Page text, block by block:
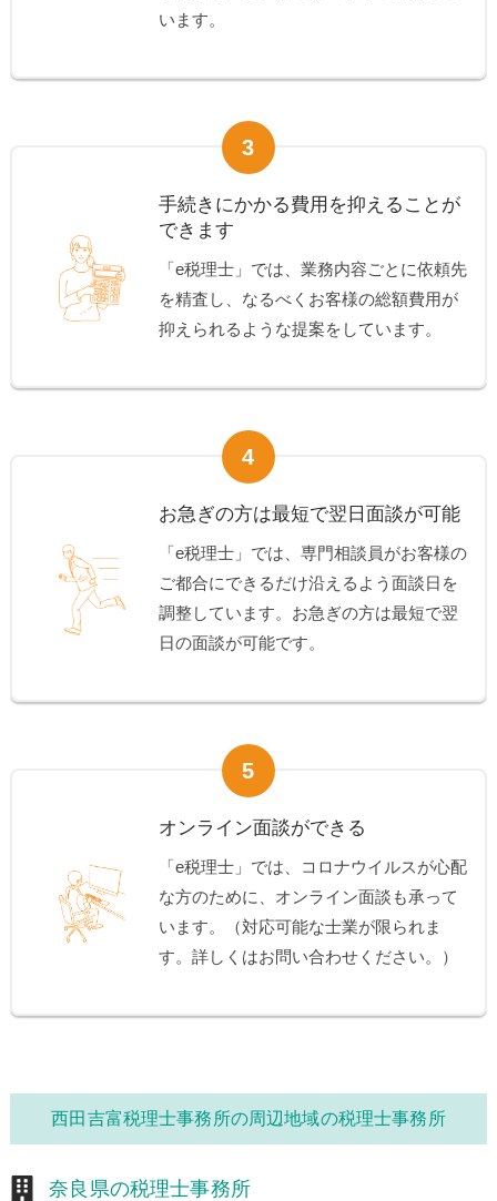
います。
3
手続きにかかる費用を抑えることが
できます
「e税理士」では、業務内容ごとに依頼先
を精査し、なるべくお客様の総額費用が
抑えられるような提案をしています。
4
お急ぎの方は最短で翌日面談が可能
「e税理士」では、専門相談員がお客様の
ご都合にできるだけ沿えるよう面談日を
調整しています。お急ぎの方は最短で翌
日の面談が可能です。
5
オンライン面談ができる
「e税理士」では、コロナウイルスが心配
な方のために、オンライン面談も承って
います。（対応可能な士業が限られま
す。詳しくはお問い合わせください。）
西田吉富税理士事務所の周辺地域の税理士事務所
奈良県の税理士事務所